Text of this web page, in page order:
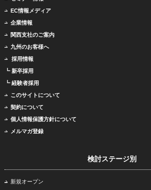
EC情報メディア
企業情報
関西支社のご案内
九州のお客様へ
採用情報
┗ 新卒採用
┗ 経験者採用
このサイトについて
契約について
個人情報保護方針について
メルマガ登録
検討ステージ別
新規オープン